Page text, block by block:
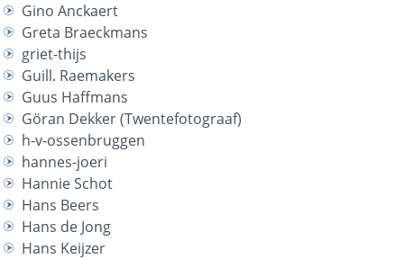
Gino Anckaert
Greta Braeckmans
griet-thijs
Guill. Raemakers
Guus Haffmans
Göran Dekker (Twentefotograaf)
h-v-ossenbruggen
hannes-joeri
Hannie Schot
Hans Beers
Hans de Jong
Hans Keijzer